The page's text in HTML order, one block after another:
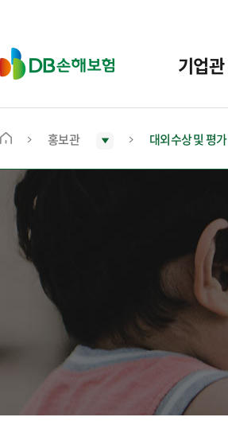
D
B
보
기업관
메
홍보관 대외수상 및 평가